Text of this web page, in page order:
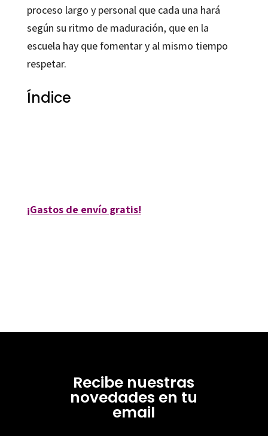
proceso largo y personal que cada una hará
según su ritmo de maduración, que en la
escuela hay que fomentar y al mismo tiempo
respetar.
Índice
¡Gastos de envío gratis!
Recibe nuestras
novedades en tu
email